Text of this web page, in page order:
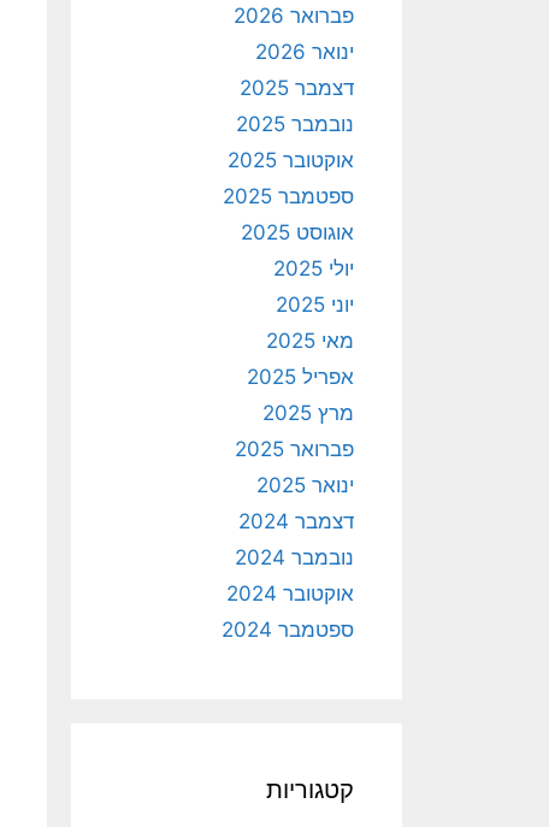
פברואר 2026
ינואר 2026
דצמבר 2025
נובמבר 2025
אוקטובר 2025
ספטמבר 2025
אוגוסט 2025
יולי 2025
יוני 2025
מאי 2025
אפריל 2025
מרץ 2025
פברואר 2025
ינואר 2025
דצמבר 2024
נובמבר 2024
אוקטובר 2024
ספטמבר 2024
קטגוריות